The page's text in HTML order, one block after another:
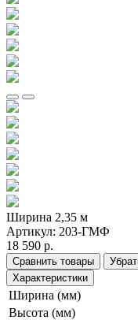
Ширина 2,35 м
Артикул: 203-ГМФ
18 590 р.
Сравнить товары
Характеристики
Ширина (мм)
Высота (мм)